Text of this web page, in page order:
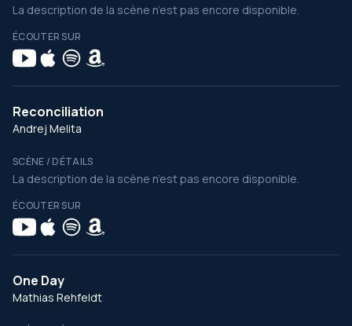
La description de la scène n’est pas encore disponible.
ÉCOUTER SUR
Reconciliation
Andrej Melita
SCÈNE / DÉTAILS
La description de la scène n’est pas encore disponible.
ÉCOUTER SUR
One Day
Mathias Rehfeldt